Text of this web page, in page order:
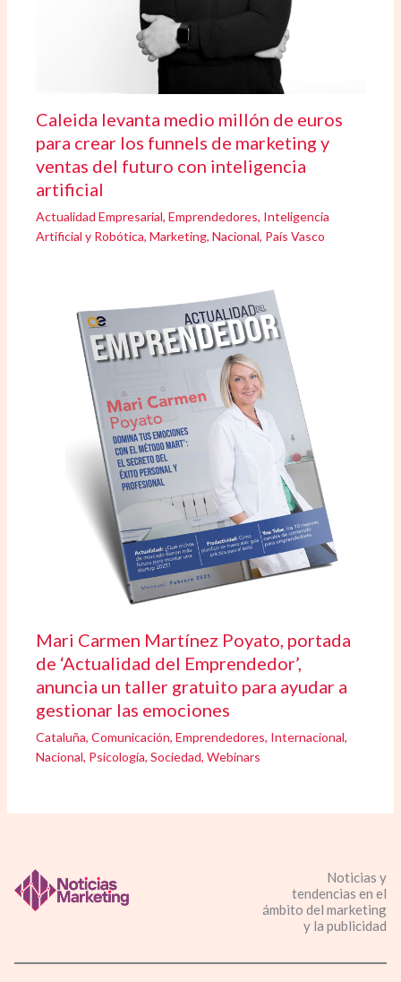
Caleida levanta medio millón de euros
para crear los funnels de marketing y
ventas del futuro con inteligencia
artificial
Actualidad Empresarial,Emprendedores, Inteligencia
Artificial y Robótica,Marketing,Nacional, País Vasco
Mari Carmen Martínez Poyato, portada
de ‘Actualidad del Emprendedor’,
anuncia un taller gratuito para ayudar a
gestionar las emociones
Cataluña,Comunicación,Emprendedores, Internacional,
Nacional, Psicología,Sociedad,Webinars
Noticias y
tendencias en el
ámbito del marketing
y la publicidad